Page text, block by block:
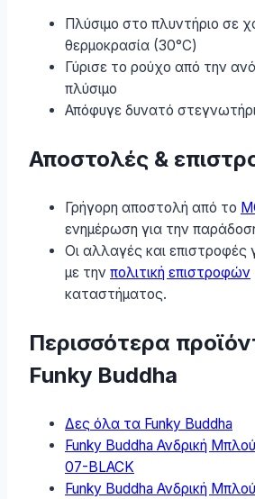
Πλύσιμο στο πλυντήριο σε
θερμοκρασία (30°C)
Γύρισε το ρούχο από την
πλύσιμο
Απόφυγε δυνατό
Αποστολές &
Γρήγορη αποστολή από το
ενημέρωση για την
Οι αλλαγές και επιστροφές
με την πολιτική επιστροφών
καταστήματος.
Περισσότερα
Funky Buddha
Δες όλα τα Funky Buddha
Funky Buddha Ανδρική
07-BLACK
Funky Buddha Ανδρική